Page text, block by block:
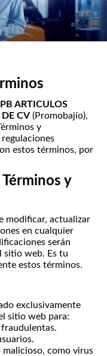
PB ARTICULOS
CV (Promobajío),
y
estos términos, por
y
modificar, actualizar
en cualquier
serán
sitio web. Es tu
estos términos.
exclusivamente
sitio web para:
fraudulentas.
como virus